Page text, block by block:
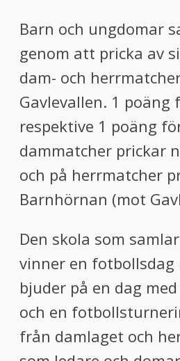
Barn och ungdomar
genom att pricka av
dam- och
Gavlevallen. 1 poäng
respektive 1 poäng
dammatcher prickar
och på herrmatcher
Barnhörnan (mot
Den skola som
vinner en fotbollsdag
bjuder på en dag
och en
från damlaget och